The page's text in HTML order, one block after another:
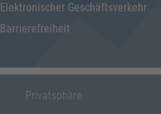
Elektronischer Geschäftsverkehr
Barrierefreiheit
Privatsphäre